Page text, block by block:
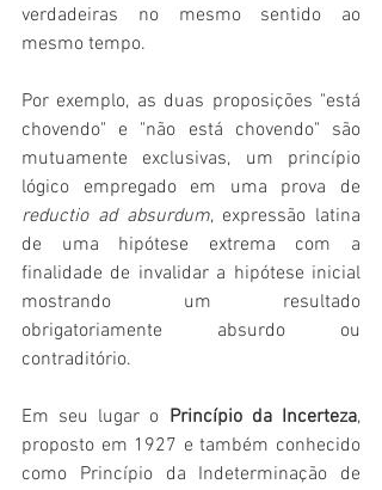
verdadeiras no mesmo sentido ao
mesmo tempo.
Por exemplo, as duas proposições "está
chovendo" e "não está chovendo" são
mutuamente exclusivas, um princípio
reductio ad absurdum, expressão latina
de uma hipótese extrema com a
finalidade de invalidar a hipótese inicial
mostrando um resultado
obrigatoriamente absurdo ou
contraditório.
Em seu lugar o Princípio da Incerteza,
proposto em 1927 e também conhecido
como Princípio da Indeterminação de